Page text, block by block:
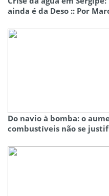
ainda é da Deso :: Por
Do navio à bomba: o
combustíveis não se